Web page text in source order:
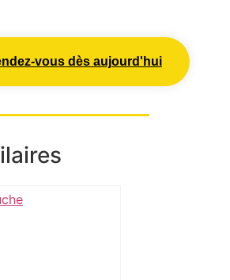
vous dès aujourd'hui